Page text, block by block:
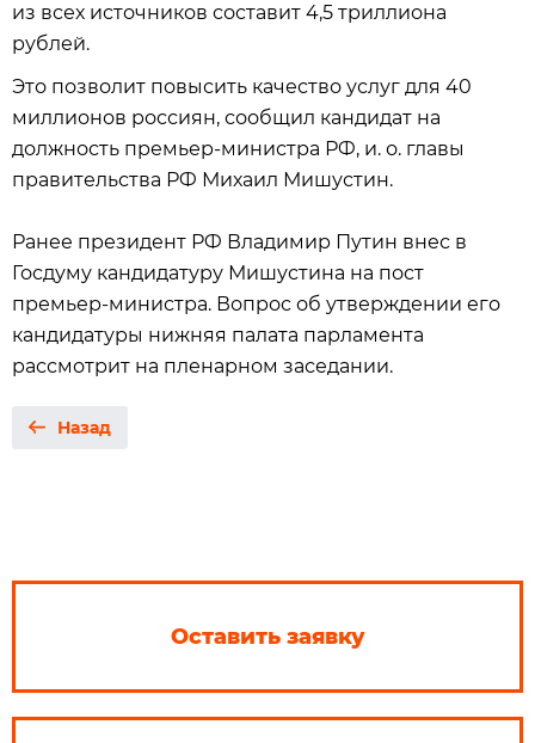
из всех источников составит 4,5 триллиона
рублей.
Это позволит повысить качество услуг для 40
миллионов россиян, сообщил кандидат на
должность премьер-министра РФ, и. о. главы
правительства РФ Михаил Мишустин.
Ранее президент РФ Владимир Путин внес в
Госдуму кандидатуру Мишустина на пост
премьер-министра. Вопрос об утверждении его
кандидатуры нижняя палата парламента
рассмотрит на пленарном заседании.
Назад
Оставить заявку